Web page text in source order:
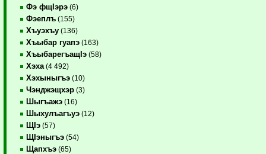
Фэ фщIэрэ (6)
Фэеплъ (155)
Хъуэхъу (136)
Хъыбар гуапэ (163)
ХъыбарегъащIэ (58)
Хэха (4 492)
Хэхыныгъэ (10)
Чэнджэщхэр (3)
Шыгъажэ (16)
Шыхулъагъуэ (12)
ЩIэ (57)
ЩIэныгъэ (54)
Щапхъэ (65)